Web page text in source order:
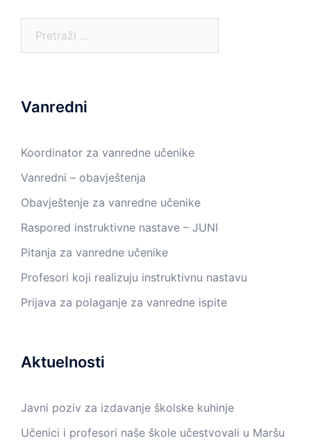
Vanredni
Koordinator za vanredne učenike
Vanredni – obavještenja
Obavještenje za vanredne učenike
Raspored instruktivne nastave – JUNI
Pitanja za vanredne učenike
Profesori koji realizuju instruktivnu nastavu
Prijava za polaganje za vanredne ispite
Aktuelnosti
Javni poziv za izdavanje školske kuhinje
Učenici i profesori naše škole učestvovali u Maršu